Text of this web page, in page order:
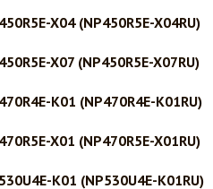
X04 (NP450R5E-X04RU)
X07 (NP450R5E-X07RU)
K01 (NP470R4E-K01RU)
X01 (NP470R5E-X01RU)
K01 (NP530U4E-K01RU)